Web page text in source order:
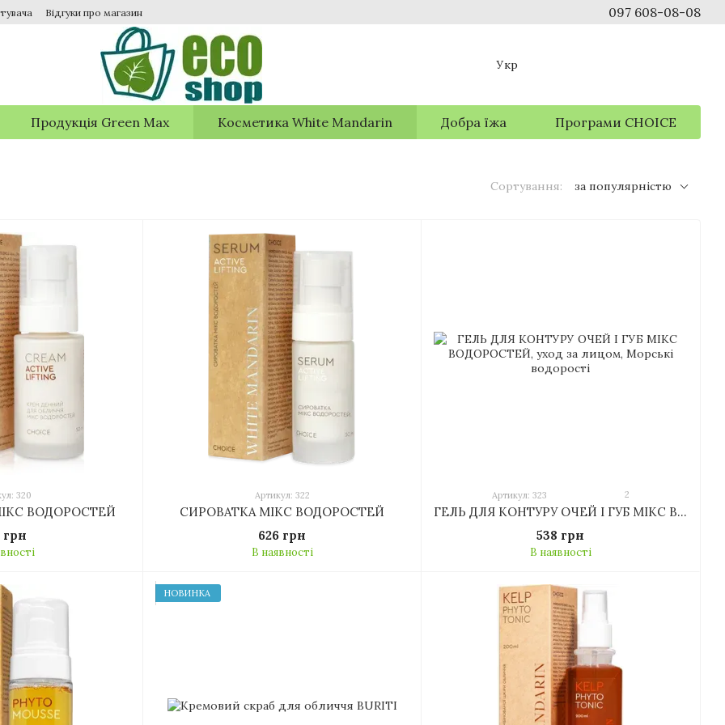
Відгуки про магазин 097 608-08-08
Укр
Продукція Green Max Косметика White Mandarin Добра їжа Програми CHOICE
Сортування: за популярністю
320
ВОДОРОСТЕЙ
грн
Артикул: 322
СИРОВАТКА МІКС ВОДОРОСТЕЙ
626 грн
В наявності
Артикул: 323 2
ГЕЛЬ ДЛЯ КОНТУРУ ОЧЕЙ І ГУБ МІКС ВОДОРОСТЕЙ
538 грн
В наявності
НОВИНКА